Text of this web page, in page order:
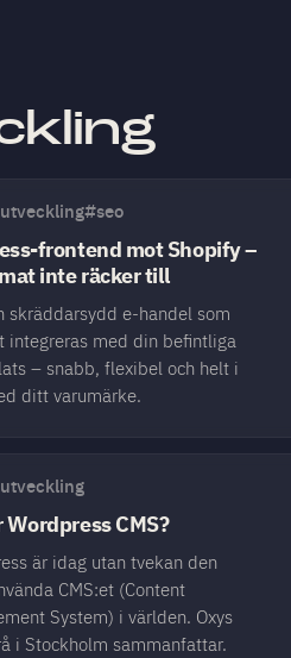
#seo
frontend mot Shopify –
inte räcker till
skräddarsydd e-handel som
integreras med din befintliga
– snabb, flexibel och helt i
ditt varumärke.
Wordpress CMS?
är idag utan tvekan den
CMS:et (​​Content
System) i världen. Oxys
i Stockholm sammanfattar.